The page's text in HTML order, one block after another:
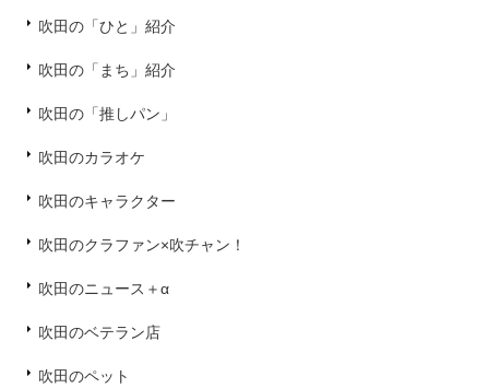
吹田の「ひと」紹介
吹田の「まち」紹介
吹田の「推しパン」
吹田のカラオケ
吹田のキャラクター
吹田のクラファン×吹チャン！
吹田のニュース＋α
吹田のベテラン店
吹田のペット